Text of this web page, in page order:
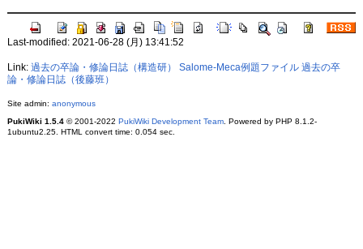
Last-modified: 2021-06-28 (月) 13:41:52
Link: 過去の卒論・修論日誌（構造研） Salome-Meca例題ファイル 過去の卒
論・修論日誌（後藤班）
Site admin: anonymous
PukiWiki 1.5.4© 2001-2022 PukiWiki Development Team. Powered by PHP 8.1.2-
1ubuntu2.25. HTML convert time: 0.054 sec.